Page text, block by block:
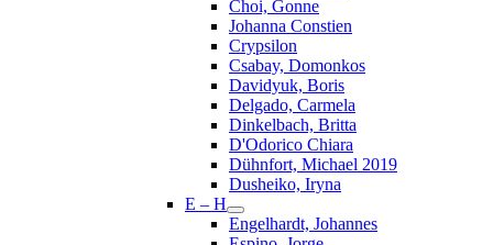
Choi, Gonne
Johanna Constien
Crypsilon
Csabay, Domonkos
Davidyuk, Boris
Delgado, Carmela
Dinkelbach, Britta
D'Odorico Chiara
Dühnfort, Michael 2019
Dusheiko, Iryna
E – H
Engelhardt, Johannes